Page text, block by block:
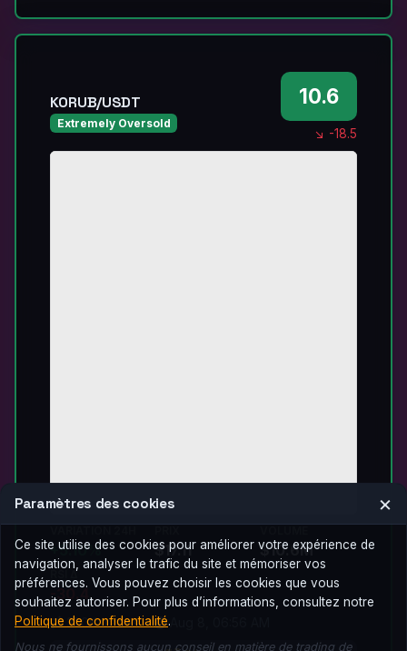
KORUB/USDT
Extremely Oversold
10.6
↘ -18.5
+5.10%
RSI Δ
-30.4
$17.11 $10.6M
31.0K trades • Aug 8, 06:56 AM
Paramètres des cookies ×
Ce site utilise des cookies pour améliorer votre expérience de
navigation, analyser le trafic du site et mémoriser vos
préférences. Vous pouvez choisir les cookies que vous
souhaitez autoriser. Pour plus d’informations, consultez notre
Politique de confidentialité.
Nous ne fournissons aucun conseil en matière de trading de